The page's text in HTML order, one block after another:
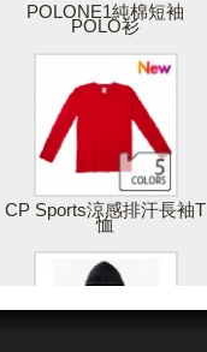
儲存 & 購買
POLONE1純棉短袖
POLO衫
CP Sports涼感排汗長袖T
恤